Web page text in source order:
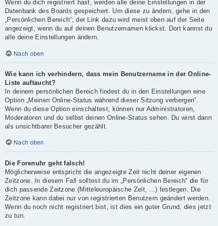
Wenn du dich registriert hast, werden alle deine Einstellungen in der
Datenbank des Boards gespeichert. Um diese zu ändern, gehe in den
„Persönlichen Bereich“; der Link dazu wird meist oben auf der Seite
angezeigt, wenn du auf deinen Benutzernamen klickst. Dort kannst du
alle deine Einstellungen ändern.
Nach oben
Wie kann ich verhindern, dass mein Benutzername in der Online-
Liste auftaucht?
In deinem persönlichen Bereich findest du in den Einstellungen eine
Option „Meinen Online-Status während dieser Sitzung verbergen“.
Wenn du diese Option einschaltest, können nur Administratoren,
Moderatoren und du selbst deinen Online-Status sehen. Du wirst dann
als unsichtbarer Besucher gezählt.
Nach oben
Die Forenuhr geht falsch!
Möglicherweise entspricht die angezeigte Zeit nicht deiner eigenen
Zeitzone. In diesem Fall solltest du im „Persönlichen Bereich“ die für
dich passende Zeitzone (Mitteleuropäische Zeit, ...) festlegen. Die
Zeitzone kann dabei nur von registrierten Benutzern geändert werden.
Wenn du noch nicht registriert bist, ist dies ein guter Grund, dies jetzt
zu tun.